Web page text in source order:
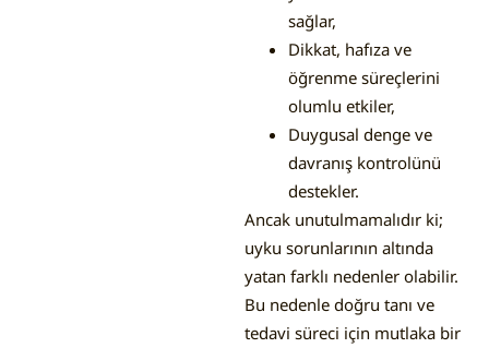
sağlar,
Dikkat, hafıza ve
öğrenme süreçlerini
olumlu etkiler,
Duygusal denge ve
davranış kontrolünü
destekler.
Ancak unutulmamalıdır ki;
uyku sorunlarının altında
yatan farklı nedenler olabilir.
Bu nedenle doğru tanı ve
tedavi süreci için mutlaka bir